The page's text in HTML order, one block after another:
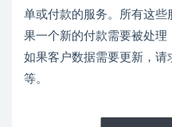
单或付款的服务。所有这
果一个新的付款需要被处理
如果客户数据需要更新，
等。